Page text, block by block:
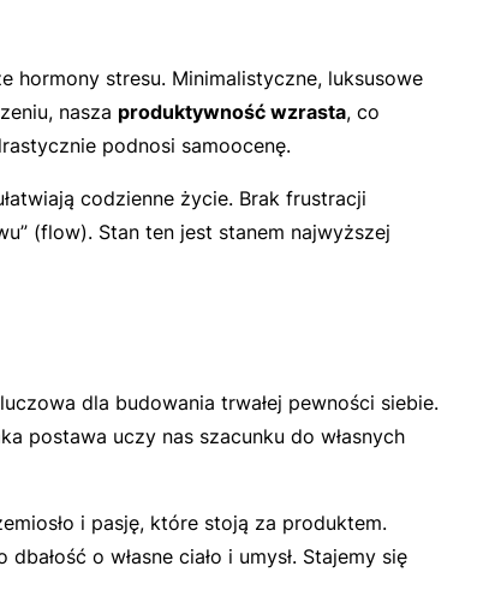
hormony stresu. Minimalistyczne, luksusowe
nasza produktywność wzrasta, co
podnosi samoocenę.
codzienne życie. Brak frustracji
(flow). Stan ten jest stanem najwyższej
dla budowania trwałej pewności siebie.
postawa uczy nas szacunku do własnych
i pasję, które stoją za produktem.
o własne ciało i umysł. Stajemy się